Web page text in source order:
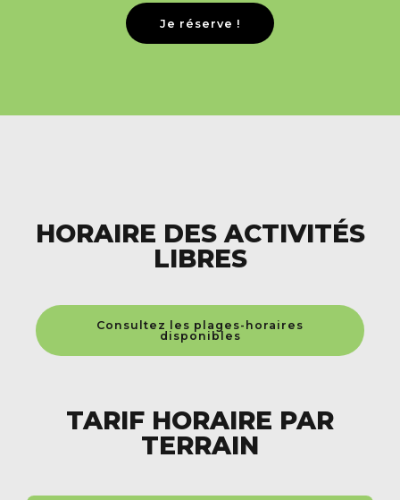
Je réserve !
HORAIRE DES ACTIVITÉS
LIBRES
Consultez les plages-horaires
disponibles
TARIF HORAIRE PAR
TERRAIN